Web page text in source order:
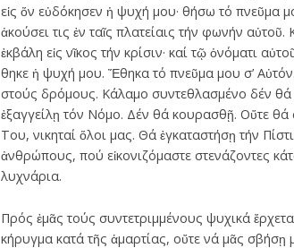
εἰς ὅν εὐδόκησεν ἡ ψυχή μου· θήσω τό πνεῦμα
ἀκούσει τις ἐν ταῖς πλατείαις τήν φωνήν
ἐκβάλη εἰς νῖκος τήν κρίσιν· καί τῷ ὀνόματι
θηκε ἡ ψυχή μου. Ἔθηκα τό πνεῦμα μου σ’
στούς δρόμους. Κάλαμο συντεθλασμένο δέν
ἐξαγγείλῃ τόν Νόμο. Δέν θά κουρασθῇ. Οὔτε
Του, νικηταί ὅλοι μας. Θά ἐγκαταστήσῃ τήν
ἀνθρώπους, πού εἰκονιζόμαστε στενάζοντες
λυχνάρια.
Πρός ἐμᾶς τούς συντετριμμένους ψυχικά
κήρυγμα κατά τῆς ἁμαρτίας, οὔτε νά μᾶς